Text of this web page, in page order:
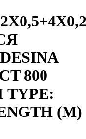
800
(M)